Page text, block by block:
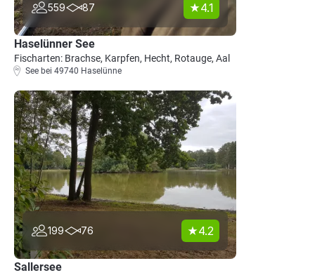
559 87 4.1
Haselünner See
Fischarten: Brachse, Karpfen, Hecht, Rotauge, Aal
See bei 49740 Haselünne
199 76 4.2
Sallersee